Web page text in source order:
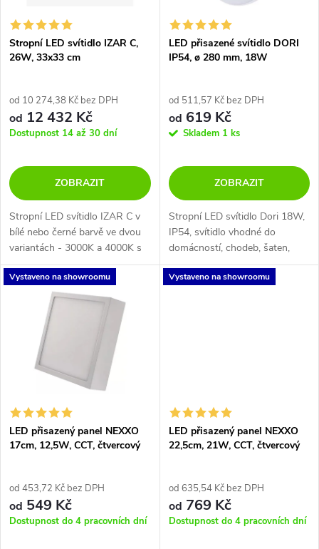
í
p
r
o
d
u
k
t
s
p
r
o
d
u
k
t
Stropní LED svítidlo IZAR C,
26W, 33x33 cm
od 10 274,38 Kč bez DPH
od 12 432 Kč
Dostupnost 14 až 30 dní
ZOBRAZIT
Stropní LED svítidlo IZAR C v
bílé nebo černé barvě ve dvou
variantách - 3000K a 4000K s
možností smívání nebo bez.
LED přisazené svítidlo DORI
IP54, ø 280 mm, 18W
od 511,57 Kč bez DPH
od 619 Kč
Skladem 1 ks
ZOBRAZIT
Stropní LED svítidlo Dori 18W,
IP54, svítidlo vhodné do
domácností, chodeb, šaten,
kanceláří a hotelů.
Vystaveno na showroomu
LED přisazený panel NEXXO
17cm, 12,5W, CCT, čtvercový
od 453,72 Kč bez DPH
od 549 Kč
Dostupnost do 4 pracovních dní
Vystaveno na showroomu
LED přisazený panel NEXXO
22,5cm, 21W, CCT, čtvercový
od 635,54 Kč bez DPH
od 769 Kč
Dostupnost do 4 pracovních dní